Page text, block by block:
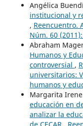
Angélica
institucional y
, Reencuentro.
Núm. 60
Abraham
Humanos y
controversial ,
universitarios:
humanos y
Margarita Irene
educación en
analizar la